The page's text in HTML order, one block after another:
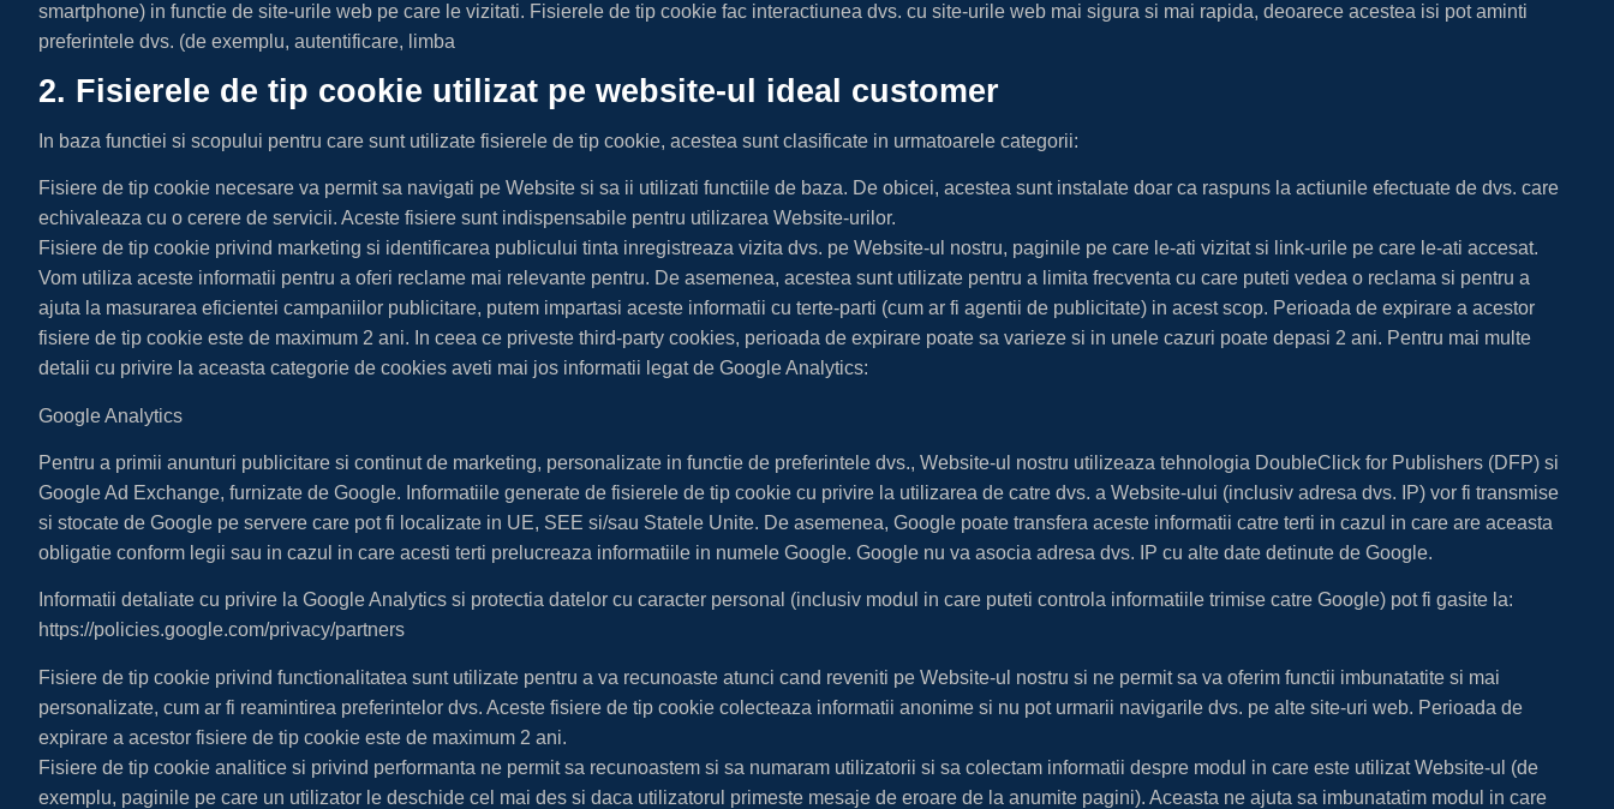
smartphone) in functie de site-urile web pe care le vizitati. Fisierele de tip cookie fac interactiunea dvs. cu site-urile web mai sigura si mai rapida, deoarece acestea isi pot aminti
preferintele dvs. (de exemplu, autentificare, limba
2. Fisierele de tip cookie utilizat pe website-ul ideal customer
In baza functiei si scopului pentru care sunt utilizate fisierele de tip cookie, acestea sunt clasificate in urmatoarele categorii:
Fisiere de tip cookie necesare va permit sa navigati pe Website si sa ii utilizati functiile de baza. De obicei, acestea sunt instalate doar ca raspuns la actiunile efectuate de dvs. care
echivaleaza cu o cerere de servicii. Aceste fisiere sunt indispensabile pentru utilizarea Website-urilor.
Fisiere de tip cookie privind marketing si identificarea publicului tinta inregistreaza vizita dvs. pe Website-ul nostru, paginile pe care le-ati vizitat si link-urile pe care le-ati accesat.
Vom utiliza aceste informatii pentru a oferi reclame mai relevante pentru. De asemenea, acestea sunt utilizate pentru a limita frecventa cu care puteti vedea o reclama si pentru a
ajuta la masurarea eficientei campaniilor publicitare, putem impartasi aceste informatii cu terte-parti (cum ar fi agentii de publicitate) in acest scop. Perioada de expirare a acestor
fisiere de tip cookie este de maximum 2 ani. In ceea ce priveste third-party cookies, perioada de expirare poate sa varieze si in unele cazuri poate depasi 2 ani. Pentru mai multe
detalii cu privire la aceasta categorie de cookies aveti mai jos informatii legat de Google Analytics:
Google Analytics
Pentru a primii anunturi publicitare si continut de marketing, personalizate in functie de preferintele dvs., Website-ul nostru utilizeaza tehnologia DoubleClick for Publishers (DFP) si
Google Ad Exchange, furnizate de Google. Informatiile generate de fisierele de tip cookie cu privire la utilizarea de catre dvs. a Website-ului (inclusiv adresa dvs. IP) vor fi transmise
si stocate de Google pe servere care pot fi localizate in UE, SEE si/sau Statele Unite. De asemenea, Google poate transfera aceste informatii catre terti in cazul in care are aceasta
obligatie conform legii sau in cazul in care acesti terti prelucreaza informatiile in numele Google. Google nu va asocia adresa dvs. IP cu alte date detinute de Google.
Informatii detaliate cu privire la Google Analytics si protectia datelor cu caracter personal (inclusiv modul in care puteti controla informatiile trimise catre Google) pot fi gasite la:
https://policies.google.com/privacy/partners
Fisiere de tip cookie privind functionalitatea sunt utilizate pentru a va recunoaste atunci cand reveniti pe Website-ul nostru si ne permit sa va oferim functii imbunatatite si mai
personalizate, cum ar fi reamintirea preferintelor dvs. Aceste fisiere de tip cookie colecteaza informatii anonime si nu pot urmarii navigarile dvs. pe alte site-uri web. Perioada de
expirare a acestor fisiere de tip cookie este de maximum 2 ani.
Fisiere de tip cookie analitice si privind performanta ne permit sa recunoastem si sa numaram utilizatorii si sa colectam informatii despre modul in care este utilizat Website-ul (de
exemplu, paginile pe care un utilizator le deschide cel mai des si daca utilizatorul primeste mesaje de eroare de la anumite pagini). Aceasta ne ajuta sa imbunatatim modul in care